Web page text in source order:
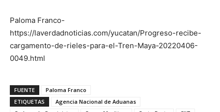
Paloma Franco-
https://laverdadnoticias.com/yucatan/Progreso-recibe-
cargamento-de-rieles-para-el-Tren-Maya-20220406-
0049.html
FUENTE
Paloma Franco
ETIQUETAS
Agencia Nacional de Aduanas